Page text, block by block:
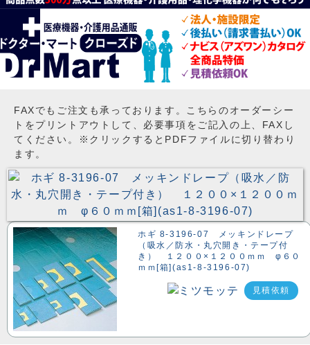
FAXでもご注文も承っております。こちらのオーダーシー
トをプリントアウトして、必要事項をご記入の上、FAXし
てください。※クリックするとPDFファイルに切り替わり
ます。
ホギ 8-3196-07 メッキンドレープ
（吸水／防水・丸穴開き・テープ付
き） １２００×１２００ｍｍ φ６０
ｍｍ[箱](as1-8-3196-07)
見積依頼